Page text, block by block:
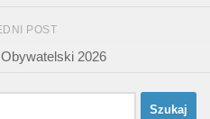
POST
2026